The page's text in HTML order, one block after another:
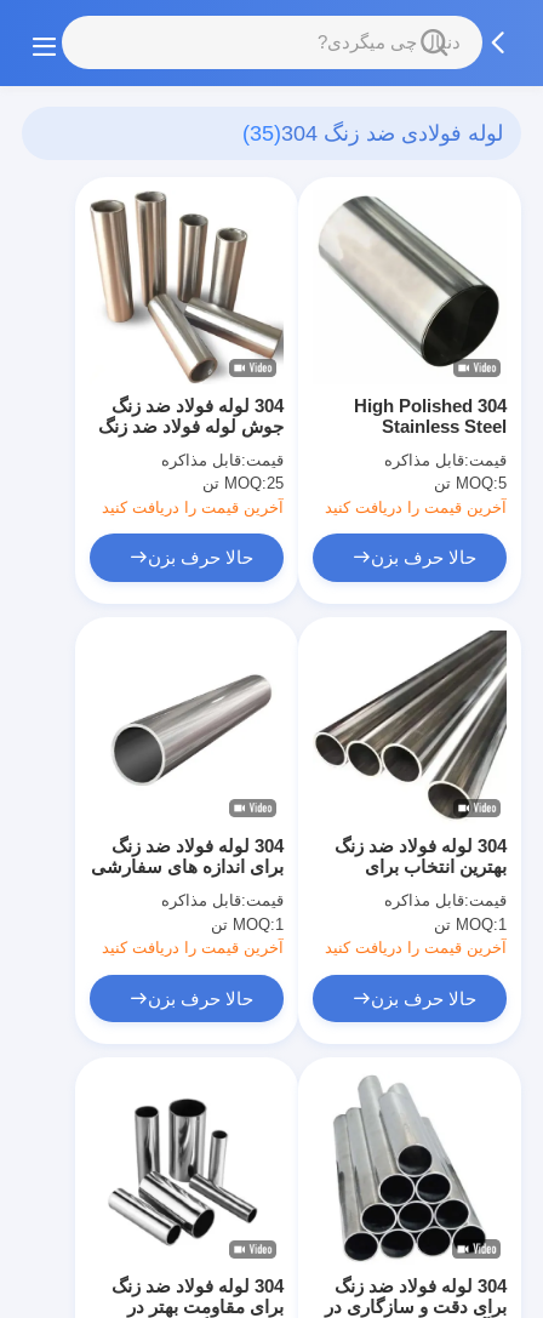
لوله فولادی ضد زنگ 304 (35)
304 لوله فولاد ضد زنگ
جوش لوله فولاد ضد زنگ
مستطیل برای ساخت و
ساز استفاده از تزئینات
صنعتی اندازه سفارشی
ضخامت در دسترس
قیمت:قابل مذاکره
MOQ:25 تن
آخرین قیمت را دریافت کنید
حالا حرف بزن
High Polished 304
Stainless Steel
& Outside Mirror
Finish, Ultra-High
Cleanliness, For
Semiconductor And
Biopharmaceutical
Industries
قیمت:قابل مذاکره
MOQ:5 تن
آخرین قیمت را دریافت کنید
حالا حرف بزن
304 لوله فولاد ضد زنگ
برای اندازه های سفارشی
مختلف
قیمت:قابل مذاکره
MOQ:1 تن
آخرین قیمت را دریافت کنید
حالا حرف بزن
304 لوله فولاد ضد زنگ
بهترین انتخاب برای
تجاری
قیمت:قابل مذاکره
MOQ:1 تن
آخرین قیمت را دریافت کنید
حالا حرف بزن
304 لوله فولاد ضد زنگ
برای مقاومت بهتر در
304 لوله فولاد ضد زنگ
برای دقت و سازگاری در